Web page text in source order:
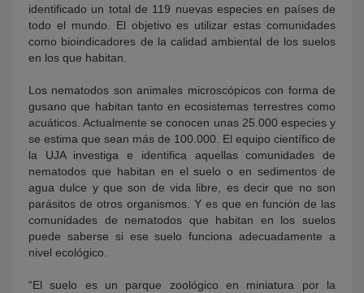
identificado un total de 119 nuevas especies en países de
todo el mundo. El objetivo es utilizar estas comunidades
como bioindicadores de la calidad ambiental de los suelos
en los que habitan.
Los nematodos son animales microscópicos con forma de
gusano que habitan tanto en ecosistemas terrestres como
acuáticos. Actualmente se conocen unas 25.000 especies y
se estima que sean más de 100.000. El equipo científico de
la UJA investiga e identifica aquellas comunidades de
nematodos que habitan en el suelo o en sedimentos de
agua dulce y que son de vida libre, es decir que no son
parásitos de otros organismos. Y es que en función de las
comunidades de nematodos que habitan en los suelos
puede saberse si ese suelo funciona adecuadamente a
nivel ecológico.
“El suelo es un parque zoológico en miniatura por la